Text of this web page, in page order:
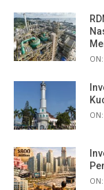
ON:
ON:
ON: